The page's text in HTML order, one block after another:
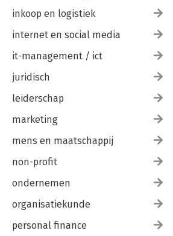
inkoop en logistiek
internet en social media
it-management / ict
juridisch
leiderschap
marketing
mens en maatschappij
non-profit
ondernemen
organisatiekunde
personal finance